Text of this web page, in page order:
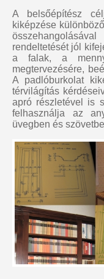
A belsőépítész
kiképzése
rendeltetését jól
a falak, a
megtervezésére,
A padlóburkolat
térvilágítás
apró részletével is
felhasználja az
üvegben és